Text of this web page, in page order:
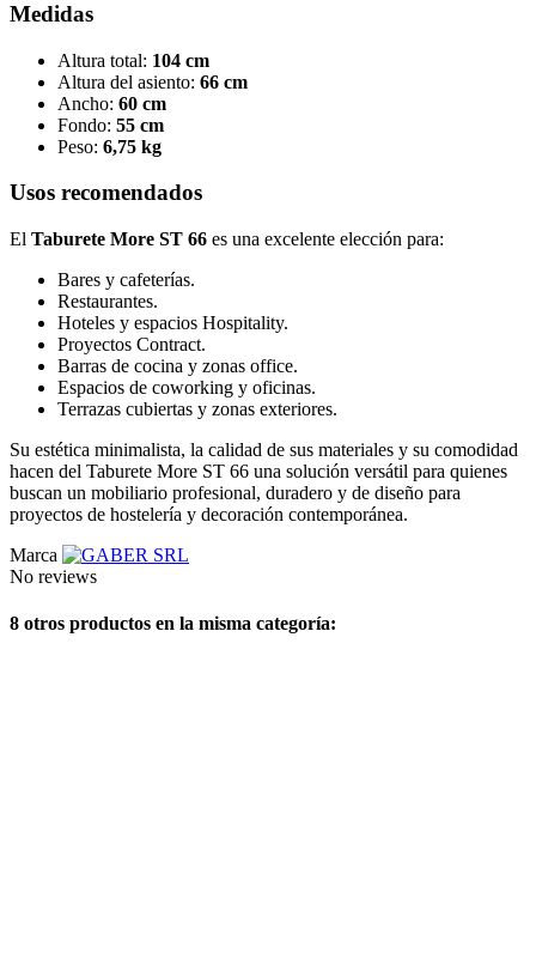
Medidas
Altura total: 104 cm
Altura del asiento: 66 cm
Ancho: 60 cm
Fondo: 55 cm
Peso: 6,75 kg
Usos recomendados
El Taburete More ST 66 es una excelente elección para:
Bares y cafeterías.
Restaurantes.
Hoteles y espacios Hospitality.
Proyectos Contract.
Barras de cocina y zonas office.
Espacios de coworking y oficinas.
Terrazas cubiertas y zonas exteriores.
Su estética minimalista, la calidad de sus materiales y su comodidad
hacen del Taburete More ST 66 una solución versátil para quienes
buscan un mobiliario profesional, duradero y de diseño para
proyectos de hostelería y decoración contemporánea.
Marca
No reviews
8 otros productos en la misma categoría: